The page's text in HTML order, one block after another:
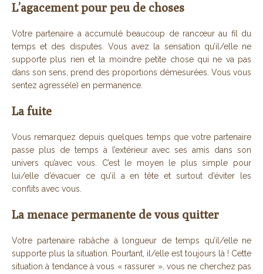
L’agacement pour peu de choses
Votre partenaire a accumulé beaucoup de rancœur au fil du
temps et des disputes. Vous avez la sensation qu’il/elle ne
supporte plus rien et la moindre petite chose qui ne va pas
dans son sens, prend des proportions démesurées. Vous vous
sentez agressé(e) en permanence.
La fuite
Vous remarquez depuis quelques temps que votre partenaire
passe plus de temps à l’extérieur avec ses amis dans son
univers qu’avec vous. C’est le moyen le plus simple pour
lui/elle d’évacuer ce qu’il a en tête et surtout d’éviter les
conflits avec vous.
La menace permanente de vous quitter
Votre partenaire rabâche à longueur de temps qu’il/elle ne
supporte plus la situation. Pourtant, il/elle est toujours là ! Cette
situation à tendance à vous « rassurer », vous ne cherchez pas